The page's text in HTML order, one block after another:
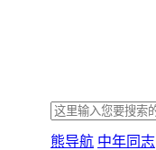
熊导航 中年同志